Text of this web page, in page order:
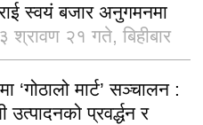
स्वयं बजार अनुगमनमा
श्रावण २१ गते, बिहीबार
‘गोठालो मार्ट’ सञ्चालन :
उत्पादनको प्रवर्द्धन र